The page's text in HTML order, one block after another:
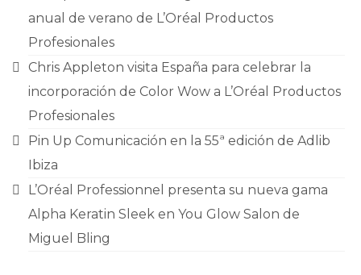
anual de verano de L’Oréal Productos
Profesionales
Chris Appleton visita España para celebrar la
incorporación de Color Wow a L’Oréal Productos
Profesionales
Pin Up Comunicación en la 55ª edición de Adlib
Ibiza
L’Oréal Professionnel presenta su nueva gama
Alpha Keratin Sleek en You Glow Salon de
Miguel Bling